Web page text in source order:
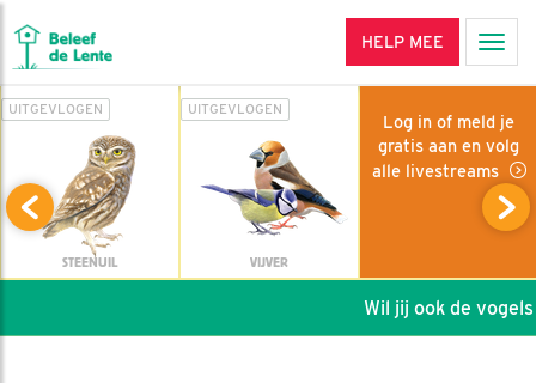
HELP MEE
UITGEVLOGEN
STEENUIL
UITGEVLOGEN
VIJVER
Log in of meld je
gratis aan en volg
alle livestreams
Wil jij ook de